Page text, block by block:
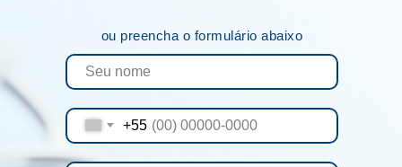
+55
ou preencha o formulário abaixo